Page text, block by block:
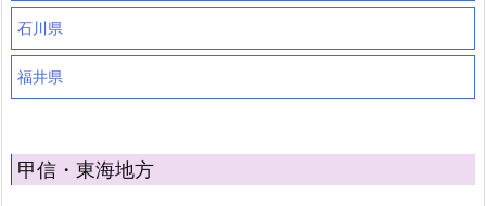
石川県
福井県
甲信・東海地方